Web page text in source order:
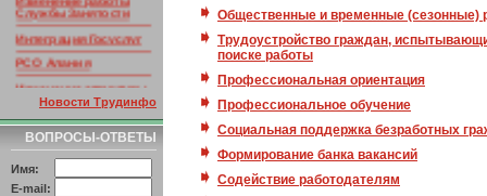
Службы Занятости
Интеграция Госуслуг
РСО Алания
Изменение структуры
Новости Трудинфо
ВОПРОСЫ-ОТВЕТЫ
Имя:
E-mail:
Общественные и временные (сезонные)
Трудоустройство граждан,
поиске работы
Профессиональная ориентация
Профессиональное обучение
Социальная поддержка безработных
Формирование банка вакансий
Содействие работодателям